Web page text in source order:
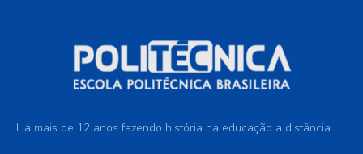
Há mais de 12 anos fazendo história na educação a distância.